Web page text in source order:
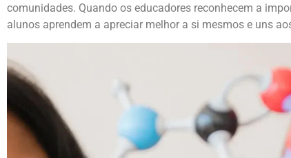
comunidades. Quando os educadores reconhecem a
alunos aprendem a apreciar melhor a si mesmos e uns